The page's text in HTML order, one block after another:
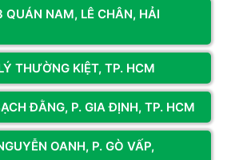
QUÁN NAM, LÊ CHÂN, HẢI
THƯỜNG KIỆT, TP. HCM
ĐẰNG, P. GIA ĐỊNH, TP. HCM
OANH, P. GÒ VẤP,